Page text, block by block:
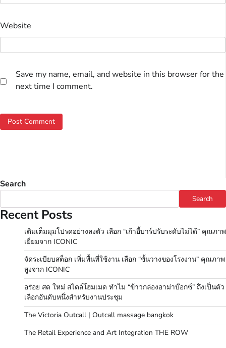
Website
Save my name, email, and website in this browser for the
next time I comment.
Search
Search
Recent Posts
เติมเต็มมุมโปรดอย่างลงตัว เลือก “เก้าอี้บาร์ปรับระดับไม่ได้” คุณภาพ
เยี่ยมจาก ICONIC
จัดระเบียบสต็อก เพิ่มพื้นที่ใช้งาน เลือก “ชั้นวางของโรงงาน” คุณภาพ
สูงจาก ICONIC
อร่อย สด ใหม่ สไตล์โฮมเมด ทำไม “ข้าวกล่องอาม่าบ๊อกซ์” ถึงเป็นตัว
เลือกอันดับหนึ่งสำหรับงานประชุม
The Victoria Outcall | Outcall massage bangkok
The Retail Experience and Art Integration THE ROW